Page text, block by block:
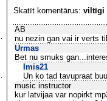
Skatīt komentārus: viltīgi
AB
nu nezin gan vai ir verts
Urmas
Bet nu smuks
Imis21
Un ko tad tavupraat
music instructor
kur latvijaa var nopirkt